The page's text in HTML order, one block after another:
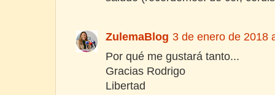
ZulemaBlog 3 de enero de 2018
Por qué me gustará tanto...
Gracias Rodrigo
Libertad